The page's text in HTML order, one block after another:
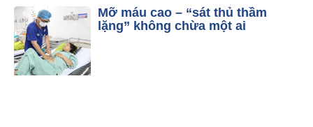
Mỡ máu cao – “sát thủ thầm
lặng” không chừa một ai